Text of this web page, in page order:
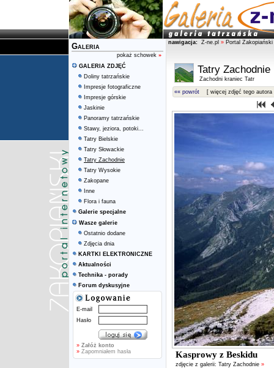
Galeria
pokaż schowek »
GALERIA ZDJĘĆ
Doliny tatrzańskie
Impresje fotograficzne
Impresje górskie
Jaskinie
Panoramy tatrzańskie
Stawy, jeziora, potoki...
Tatry Bielskie
Tatry Słowackie
Tatry Zachodnie
Tatry Wysokie
Zakopane
Inne
Flora i fauna
Galerie specjalne
Wasze galerie
Ostatnio dodane
Zdjęcia dnia
KARTKI ELEKTRONICZNE
Aktualności
Technika - porady
Forum dyskusyjne
E-mail
Hasło
» Załóż konto
» Zapomniałem hasła
nawigacja: Z-ne.pl » Portal Zakopiański
Tatry Zachodnie
Zachodni kraniec Tatr
«« powrót [ więcej zdjęć tego autora
Kasprowy z Beskidu
zdjęcie z galerii: Tatry Zachodnie »